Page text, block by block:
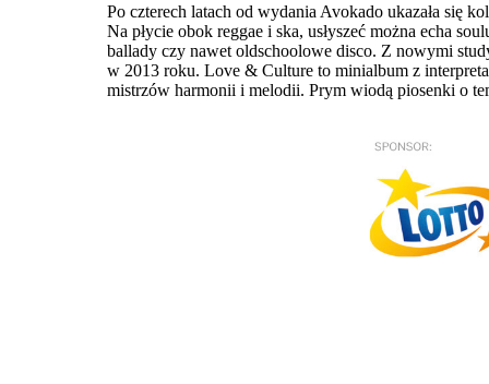
Po czterech latach od wydania Avokado ukazała się
Na płycie obok reggae i ska, usłyszeć można echa
ballady czy nawet oldschoolowe disco. Z nowymi
w 2013 roku. Love & Culture to minialbum z
mistrzów harmonii i melodii. Prym wiodą piosenki o